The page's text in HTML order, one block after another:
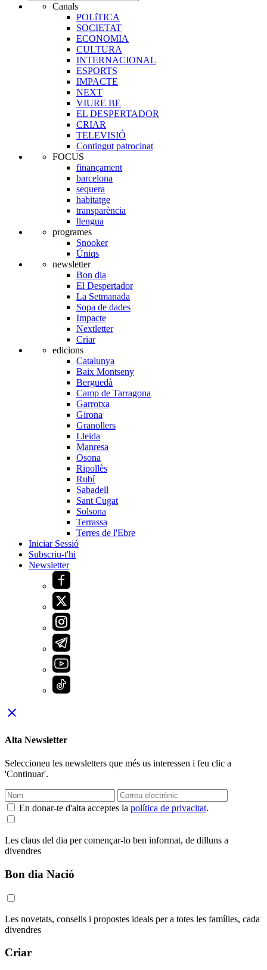
Canals
POLíTICA
SOCIETAT
ECONOMIA
CULTURA
INTERNACIONAL
ESPORTS
IMPACTE
NEXT
VIURE BE
EL DESPERTADOR
CRIAR
TELEVISIÓ
Contingut patrocinat
FOCUS
finançament
barcelona
sequera
habitatge
transparència
llengua
programes
Snooker
Úniqs
newsletter
Bon dia
El Despertador
La Setmanada
Sopa de dades
Impacte
Nextletter
Criar
edicions
Catalunya
Baix Montseny
Berguedà
Camp de Tarragona
Garrotxa
Girona
Granollers
Lleida
Manresa
Osona
Ripollès
Rubí
Sabadell
Sant Cugat
Solsona
Terrassa
Terres de l'Ebre
Iniciar Sessió
Subscriu-t'hi
Newsletter
close
Alta Newsletter
Seleccioneu les newsletters que més us interessen i feu clic a
'Continuar'.
En donar-te d'alta acceptes la política de privacitat.
Les claus del dia per començar-lo ben informat, de dilluns a
divendres
Bon dia Nació
Les novetats, consells i propostes ideals per a totes les famílies, cada
divendres
Criar